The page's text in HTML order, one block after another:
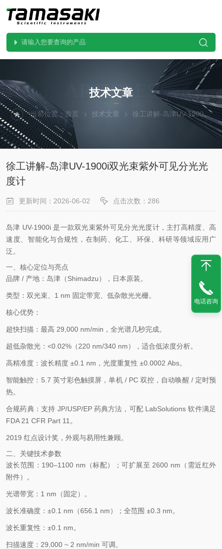
ARTICLES
技术文章
当前位置：首页 技术文章 徐工讲解-岛津UV-1900i双光束紫外可见分光光度计
徐工讲解-岛津UV-1900i双光束紫外可见分光光
度计
更新时间：2026-06-02 点击次数：286
岛津 UV-1900i 是一款双光束紫外可见分光光度计，主打高精度、高
速度、智能化与合规性 ，在制药、化工、环保、科研等领域应用广
泛。
一、核心定位与亮点
品牌 / 产地 ：岛津（Shimadzu），日本原装。
类型 ：双光束、1 nm 固定带宽、低杂散光光栅。
核心优势 ：
超快扫描 ：最高 29,000 nm/min ，全光谱几秒完成。
超低杂散光 ：<0.02% （220 nm/340 nm），适合低浓度分析。
高精准度 ：波长精度 ±0.1 nm ，光度重复性 ±0.0002 Abs。
智能触控 ：5.7 英寸彩色触摸屏，单机 / PC 双控 ，自动唤醒 / 定时预
热。
合规药典：支持 JP/USP/EP 药典方法，可配 LabSolutions 软件满足
FDA 21 CFR Part 11 。
2019 红点设计奖 ，外观与易用性兼顾。
二、关键技术参数
波长范围 ：190–1100 nm（标配）；可扩展至 2600 nm（需近红外
附件）。
光谱带宽 ：1 nm（固定）。
波长准确度 ：±0.1 nm（656.1 nm）；全范围 ±0.3 nm。
波长重复性 ：±0.1 nm。
扫描速度 ：29,000 ~ 2 nm/min 可调。
电话咨询